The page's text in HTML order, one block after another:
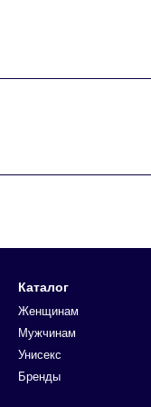
Каталог
Женщинам
Мужчинам
Унисекс
Бренды